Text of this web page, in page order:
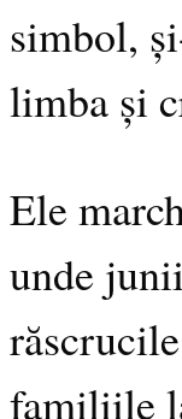
simbol,
limba și
Ele
unde
familiile